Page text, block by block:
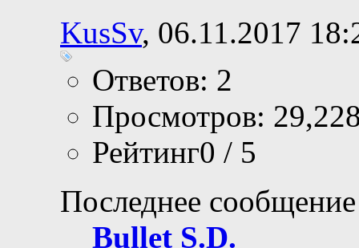
KusSv, 06.11.2017
Ответов: 2
Просмотров:
Рейтинг0 / 5
Последнее
Bullet S.D.